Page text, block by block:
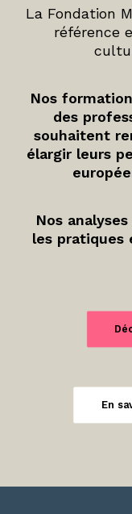
La Fondation
référence
Nos
des
souhaitent
élargir leurs
Nos
les pratiques
En